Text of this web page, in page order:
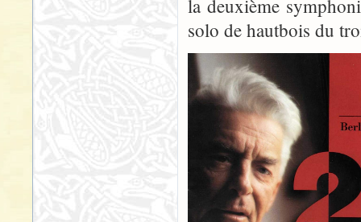
la deuxième
solo de hautbois du